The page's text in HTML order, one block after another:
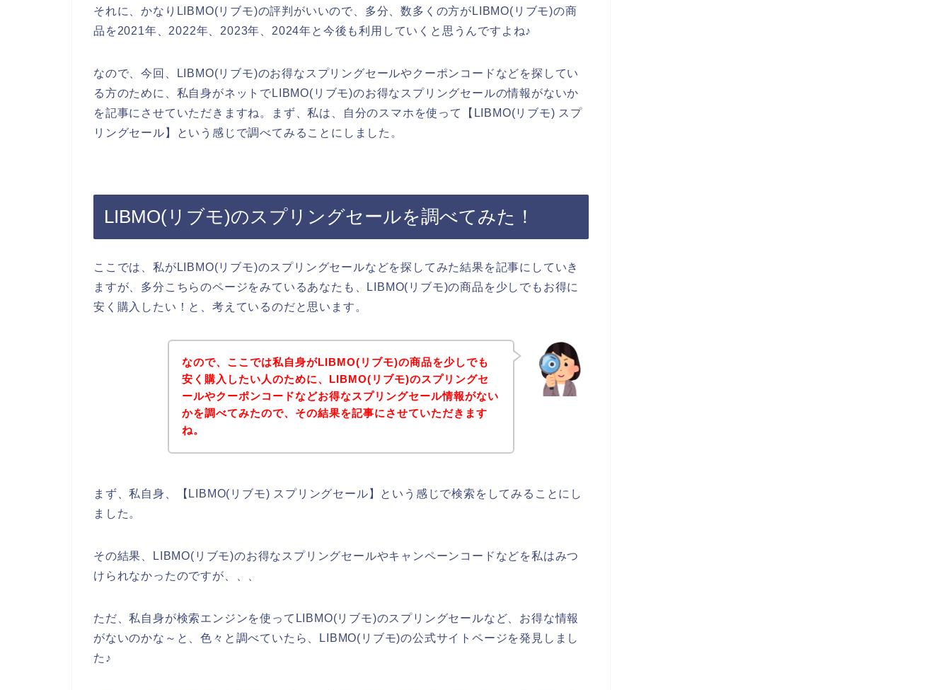
それに、かなりLIBMO(リブモ)の評判がいいので、多分、数多くの方がLIBMO(リブモ)の商
品を2021年、2022年、2023年、2024年と今後も利用していくと思うんですよね♪
なので、今回、LIBMO(リブモ)のお得なスプリングセールやクーポンコードなどを探してい
る方のために、私自身がネットでLIBMO(リブモ)のお得なスプリングセールの情報がないか
を記事にさせていただきますね。まず、私は、自分のスマホを使って【LIBMO(リブモ) スプ
リングセール】という感じで調べてみることにしました。
LIBMO(リブモ)のスプリングセールを調べてみた！
ここでは、私がLIBMO(リブモ)のスプリングセールなどを探してみた結果を記事にしていき
ますが、多分こちらのページをみているあなたも、LIBMO(リブモ)の商品を少しでもお得に
安く購入したい！と、考えているのだと思います。
なので、ここでは私自身がLIBMO(リブモ)の商品を少しでも
安く購入したい人のために、LIBMO(リブモ)のスプリングセ
ールやクーポンコードなどお得なスプリングセール情報がない
かを調べてみたので、その結果を記事にさせていただきます
ね。
まず、私自身、【LIBMO(リブモ) スプリングセール】という感じで検索をしてみることにし
ました。
その結果、LIBMO(リブモ)のお得なスプリングセールやキャンペーンコードなどを私はみつ
けられなかったのですが、、、
ただ、私自身が検索エンジンを使ってLIBMO(リブモ)のスプリングセールなど、お得な情報
がないのかな～と、色々と調べていたら、LIBMO(リブモ)の公式サイトページを発見しまし
た♪